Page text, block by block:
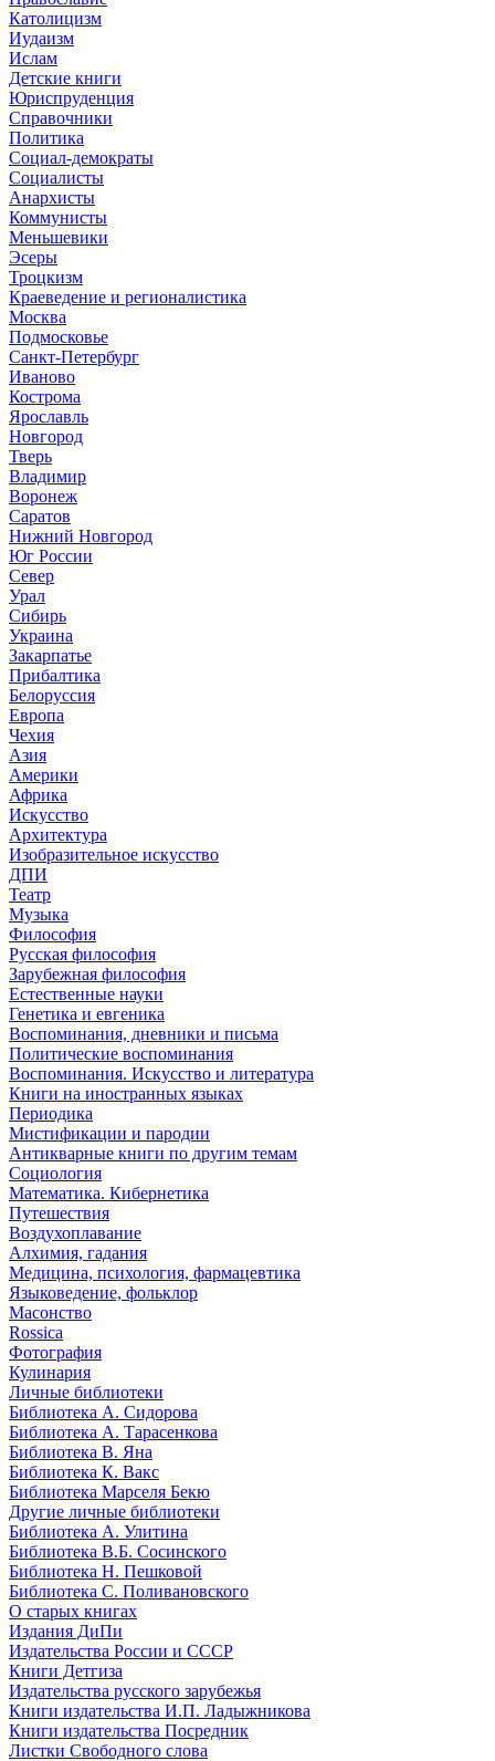
Католицизм
Иудаизм
Ислам
Детские книги
Юриспруденция
Справочники
Политика
Социал-демократы
Социалисты
Анархисты
Коммунисты
Меньшевики
Эсеры
Троцкизм
Краеведение и регионалистика
Москва
Подмосковье
Санкт-Петербург
Иваново
Кострома
Ярославль
Новгород
Тверь
Владимир
Воронеж
Саратов
Нижний Новгород
Юг России
Север
Урал
Сибирь
Украина
Закарпатье
Прибалтика
Белоруссия
Европа
Чехия
Азия
Америки
Африка
Искусство
Архитектура
Изобразительное искусство
ДПИ
Театр
Музыка
Философия
Русская философия
Зарубежная философия
Естественные науки
Генетика и евгеника
Воспоминания, дневники и письма
Политические воспоминания
Воспоминания. Искусство и литература
Книги на иностранных языках
Периодика
Мистификации и пародии
Антикварные книги по другим темам
Социология
Математика. Кибернетика
Путешествия
Воздухоплавание
Алхимия, гадания
Медицина, психология, фармацевтика
Языковедение, фольклор
Масонство
Rossica
Фотография
Кулинария
Личные библиотеки
Библиотека А. Сидорова
Библиотека А. Тарасенкова
Библиотека В. Яна
Библиотека К. Вакс
Библиотека Марселя Бекю
Другие личные библиотеки
Библиотека А. Улитина
Библиотека В.Б. Сосинского
Библиотека Н. Пешковой
Библиотека С. Поливановского
О старых книгах
Издания ДиПи
Издательства России и СССР
Книги Детгиза
Издательства русского зарубежья
Книги издательства И.П. Ладыжникова
Книги издательства Посредник
Листки Свободного слова